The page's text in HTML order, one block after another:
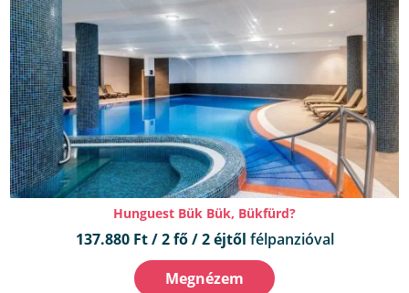
Hunguest Bük Bük, Bükfürd?
137.880 Ft / 2 fő / 2 éjtől félpanzióval
Megnézem